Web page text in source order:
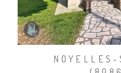
NOYELLES-